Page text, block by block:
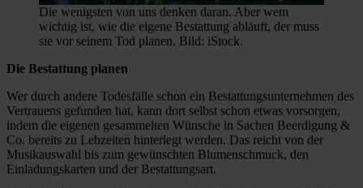
Die wenigsten von uns denken daran. Aber wem
wichtig ist, wie die eigene Bestattung abläuft, der muss
sie vor seinem Tod planen. Bild: iStock.
Die Bestattung planen
Wer durch andere Todesfälle schon ein Bestattungsunternehmen des
Vertrauens gefunden hat, kann dort selbst schon etwas vorsorgen,
indem die eigenen gesammelten Wünsche in Sachen Beerdigung &
Co. bereits zu Lebzeiten hinterlegt werden. Das reicht von der
Musikauswahl bis zum gewünschten Blumenschmuck, den
Einladungskarten und der Bestattungsart.